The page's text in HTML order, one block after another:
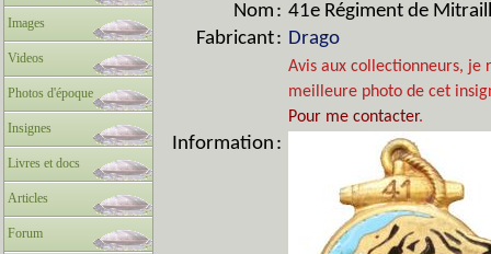
Images
Videos
Photos d'époque
Insignes
Livres et docs
Articles
Forum
Nom : 41e Régiment de
Fabricant: Drago
Avis aux collectionneurs,
meilleure photo de cet
Pour me contacter.
Information :